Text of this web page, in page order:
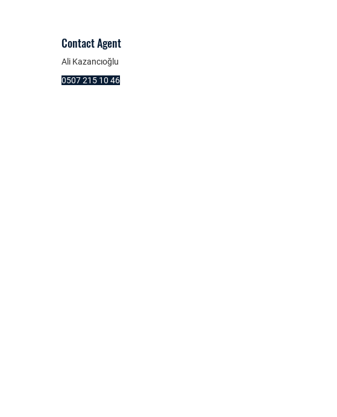
Contact Agent
Ali Kazancıoğlu
0507 215 10 46